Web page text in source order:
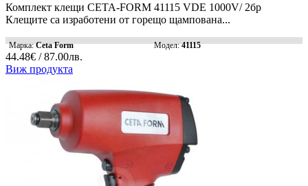
Комплект клещи CETA-FORM 41115 VDE 1000V/ 2бр
Клещите са изработени от горещо щампована...
Марка:Ceta Form Модел:41115
44.48€ / 87.00лв.
Виж продукта